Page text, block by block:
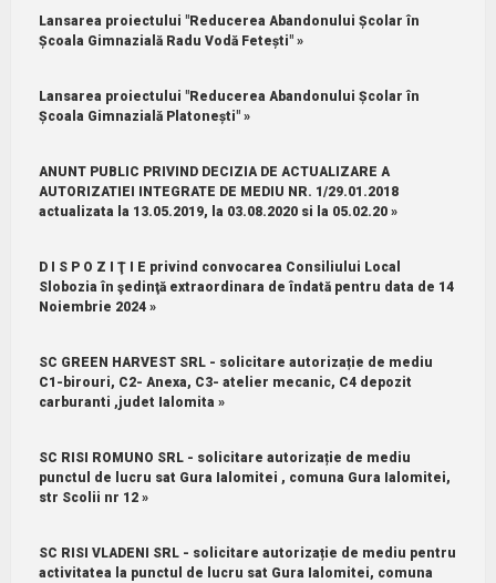
Lansarea proiectului "Reducerea Abandonului Școlar în
Școala Gimnazială Radu Vodă Fetești" »
Lansarea proiectului "Reducerea Abandonului Școlar în
Școala Gimnazială Platonești" »
ANUNT PUBLIC PRIVIND DECIZIA DE ACTUALIZARE A
AUTORIZATIEI INTEGRATE DE MEDIU NR. 1/29.01.2018
actualizata la 13.05.2019, la 03.08.2020 si la 05.02.20 »
D I S P O Z I Ţ I E privind convocarea Consiliului Local
Slobozia în şedinţă extraordinara de îndată pentru data de 14
Noiembrie 2024 »
SC GREEN HARVEST SRL - solicitare autorizație de mediu
C1-birouri, C2- Anexa, C3- atelier mecanic, C4 depozit
carburanti ,judet Ialomita »
SC RISI ROMUNO SRL - solicitare autorizație de mediu
punctul de lucru sat Gura Ialomitei , comuna Gura Ialomitei,
str Scolii nr 12 »
SC RISI VLADENI SRL - solicitare autorizație de mediu pentru
activitatea la punctul de lucru sat Gura Ialomitei, comuna